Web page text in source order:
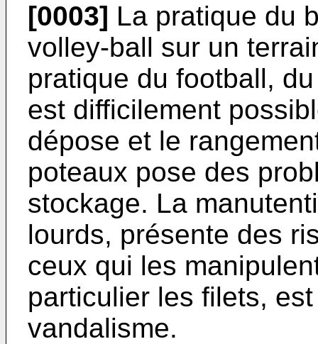
[0003] La pratique du
volley-ball sur un
pratique du football,
est difficilement
dépose et le
poteaux pose des
stockage. La
lourds, présente des
ceux qui les
particulier les filets,
vandalisme.